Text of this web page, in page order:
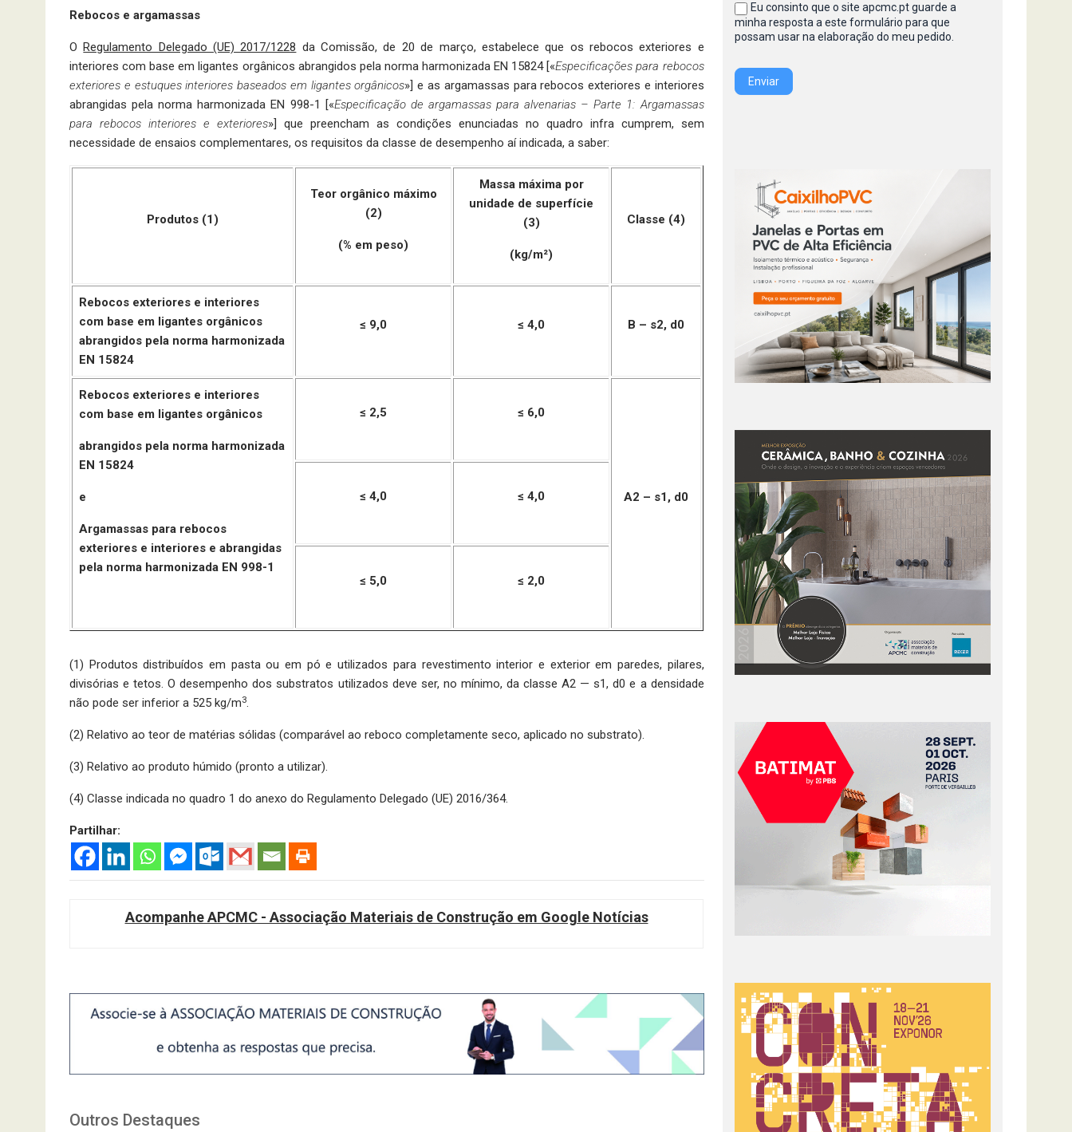
Rebocos e argamassas
O Regulamento Delegado (UE) 2017/1228 da Comissão, de 20 de março, estabelece que os rebocos exteriores e
interiores com base em ligantes orgânicos abrangidos pela norma harmonizada EN 15824 [«Especificações para rebocos
exteriores e estuques interiores baseados em ligantes orgânicos»] e as argamassas para rebocos exteriores e interiores
abrangidas pela norma harmonizada EN 998-1 [«Especificação de argamassas para alvenarias – Parte 1: Argamassas
para rebocos interiores e exteriores»] que preencham as condições enunciadas no quadro infra cumprem, sem
necessidade de ensaios complementares, os requisitos da classe de desempenho aí indicada, a saber:
Produtos (1)
Teor orgânico máximo
(2)
(% em peso)
Massa máxima por
unidade de superfície
(3)
(kg/m²)
Classe (4)
Rebocos exteriores e interiores
com base em ligantes orgânicos
abrangidos pela norma harmonizada
EN 15824
≤ 9,0 ≤ 4,0 B – s2, d0
Rebocos exteriores e interiores
com base em ligantes orgânicos
abrangidos pela norma harmonizada
EN 15824
e
Argamassas para rebocos
exteriores e interiores e abrangidas
pela norma harmonizada EN 998-1
≤ 2,5 ≤ 6,0
A2 – s1, d0
≤ 4,0 ≤ 4,0
≤ 5,0 ≤ 2,0
(1) Produtos distribuídos em pasta ou em pó e utilizados para revestimento interior e exterior em paredes, pilares,
divisórias e tetos. O desempenho dos substratos utilizados deve ser, no mínimo, da classe A2 — s1, d0 e a densidade
não pode ser inferior a 525 kg/m3.
(2) Relativo ao teor de matérias sólidas (comparável ao reboco completamente seco, aplicado no substrato).
(3) Relativo ao produto húmido (pronto a utilizar).
(4) Classe indicada no quadro 1 do anexo do Regulamento Delegado (UE) 2016/364.
Partilhar:
Acompanhe APCMC - Associação Materiais de Construção em Google Notícias
Outros Destaques
Eu consinto que o site apcmc.pt guarde a
minha resposta a este formulário para que
possam usar na elaboração do meu pedido.
Enviar